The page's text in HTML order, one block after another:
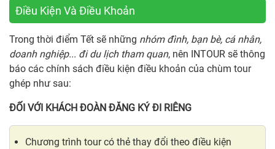
Điều Kiện Và Điều Khoản
Trong thời điểm Tết sẽ những nhóm đình, bạn bè, cá nhân,
doanh nghiệp... đi du lịch tham quan, nên INTOUR sẽ thông
báo các chính sách điều kiện điều khoản của chùm tour
ghép như sau:
ĐỐI VỚI KHÁCH ĐOÀN ĐĂNG KÝ ĐI RIÊNG
Chương trình tour có thẻ thay đổi theo điều kiện